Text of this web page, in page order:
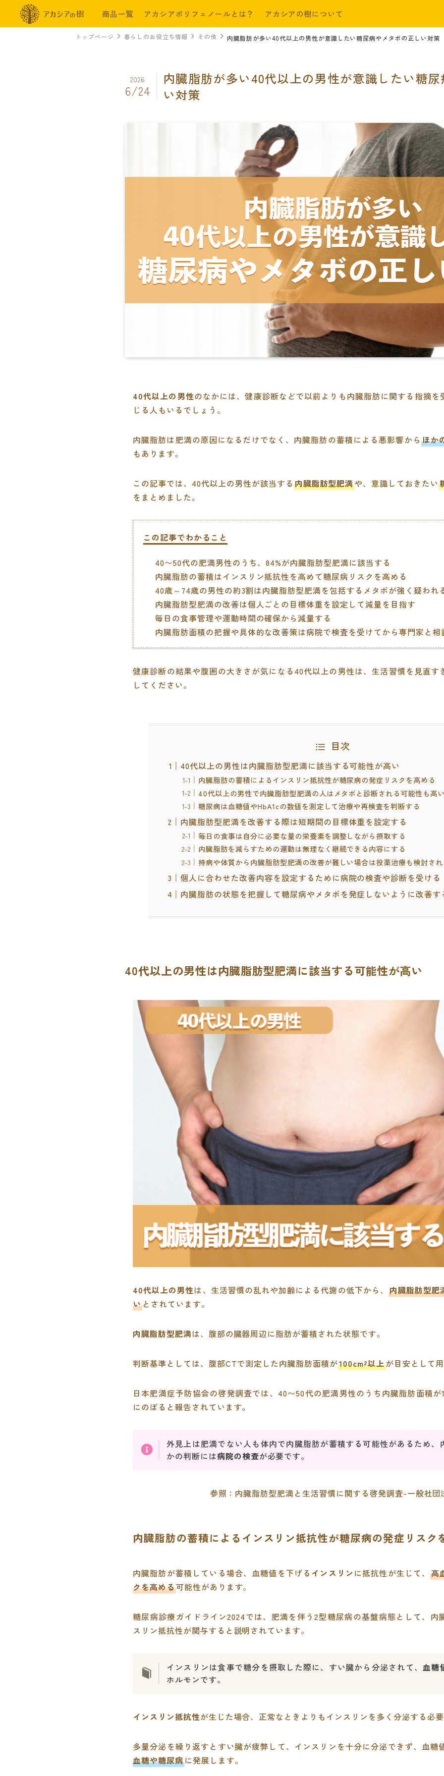
商品一覧 アカシアポリフェノールとは？ アカシアの樹について
トップページ 暮らしのお役立ち情報 その他 内臓脂肪が多い40代以上の男性が意識したい糖尿病やメタボの正しい対策
内臓脂肪が多い40代以上の男性が意識したい糖
い対策
2026
6/24
40代以上の男性のなかには、健康診断などで以前よりも内臓脂肪に関する指摘
じる人もいるでしょう。
内臓脂肪は肥満の原因になるだけでなく、内臓脂肪の蓄積による悪影響から ほか
もあります。
この記事では、40代以上の男性が該当する 内臓脂肪型肥満や、意識しておきたい
をまとめました。
この記事でわかること
40〜50代の肥満男性のうち、84%が内臓脂肪型肥満に該当する
内臓脂肪の蓄積はインスリン抵抗性を高めて糖尿病リスクを高める
40歳～74歳の男性の約3割は内臓脂肪型肥満を包括するメタボが強く疑われ
内臓脂肪型肥満の改善は個人ごとの目標体重を設定して減量を目指す
毎日の食事管理や運動時間の確保から減量する
内臓脂肪面積の把握や具体的な改善策は病院で検査を受けてから専門家と相
健康診断の結果や腹囲の大きさが気になる40代以上の男性は、生活習慣を見直す
してください。
目次
40代以上の男性は内臓脂肪型肥満に該当する可能性が高い
内臓脂肪の蓄積によるインスリン抵抗性が糖尿病の発症リスクを高める
40代以上の男性で内臓脂肪型肥満の人はメタボと診断される可能性も高
糖尿病は血糖値やHbA1cの数値を測定して治療や再検査を判断する
内臓脂肪型肥満を改善する際は短期間の目標体重を設定する
毎日の食事は自分に必要な量の栄養素を調整しながら摂取する
内臓脂肪を減らすための運動は無理なく継続できる内容にする
持病や体質から内臓脂肪型肥満の改善が難しい場合は投薬治療も検討さ
個人に合わせた改善内容を設定するために病院の検査や診断を受ける
内臓脂肪の状態を把握して糖尿病やメタボを発症しないように改善す
40代以上の男性は内臓脂肪型肥満に該当する可能性が高い
40代以上の男性は、生活習慣の乱れや加齢による代謝の低下から、 内臓脂肪型肥
いとされています。
内臓脂肪型肥満は、腹部の臓器周辺に脂肪が蓄積された状態です。
判断基準としては、腹部CTで測定した内臓脂肪面積が100cm²以上が目安として
日本肥満症予防協会の啓発調査では、40〜50代の肥満男性のうち内臓脂肪面積
にのぼると報告されています。
外見上は肥満でない人も体内で内臓脂肪が蓄積する可能性があるため、
かの判断には病院の検査が必要です。
参照： 内臓脂肪型肥満と生活習慣に関する啓発調査-一般社
内臓脂肪の蓄積によるインスリン抵抗性が糖尿病の発症リスク
内臓脂肪が蓄積している場合、血糖値を下げる インスリンに抵抗性が生じて、高
クを高める可能性があります。
糖尿病診療ガイドライン2024では、肥満を伴う2型糖尿病の基盤病態として、内
スリン抵抗性が関与すると説明されています。
インスリンは食事で糖分を摂取した際に、すい臓から分泌されて、血糖
ホルモンです。
インスリン抵抗性が生じた場合、正常なときよりもインスリンを多く分泌する必
多量分泌を繰り返すとすい臓が疲弊して、インスリンを十分に分泌できず、血糖
血糖や糖尿病に発展します。